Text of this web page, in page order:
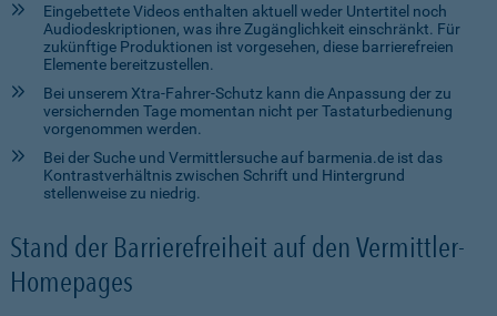
Eingebettete Videos enthalten aktuell weder Untertitel noch
Audiodeskriptionen, was ihre Zugänglichkeit einschränkt. Für
zukünftige Produktionen ist vorgesehen, diese barrierefreien
Elemente bereitzustellen.
Bei unserem Xtra-Fahrer-Schutz kann die Anpassung der zu
versichernden Tage momentan nicht per Tastaturbedienung
vorgenommen werden.
Bei der Suche und Vermittlersuche auf barmenia.de ist das
Kontrastverhältnis zwischen Schrift und Hintergrund
stellenweise zu niedrig.
Stand der Barrierefreiheit auf den Vermittler-
Homepages